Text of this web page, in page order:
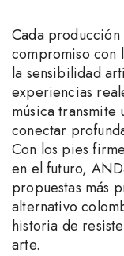
Cada
compromiso con
la sensibilidad
experiencias
música transmite
conectar
Con los pies
en el futuro,
propuestas más
alternativo
historia de
arte.